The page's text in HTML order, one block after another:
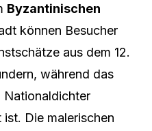
Byzantinischen
können Besucher
aus dem 12.
während das
Nationaldichter
Die malerischen